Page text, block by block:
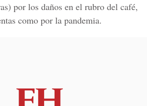
por los daños en el rubro del café,
como por la pandemia.